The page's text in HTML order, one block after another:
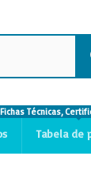
Tabela de
Fichas Técnicas,